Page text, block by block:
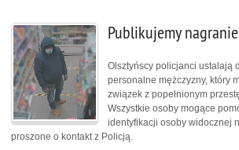
Publikujemy nagranie
Olsztyńscy policjanci ustalają
personalne mężczyzny, który
związek z popełnionym
Wszystkie osoby mogące
identyfikacji osoby widocznej
proszone o kontakt z Policją.